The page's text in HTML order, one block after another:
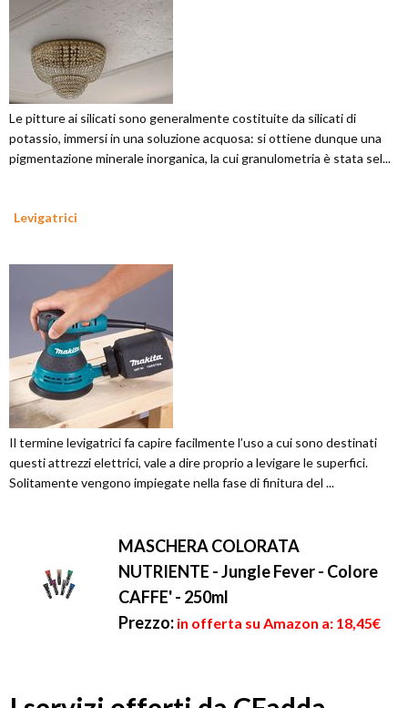
Le pitture ai silicati sono generalmente costituite da silicati di
potassio, immersi in una soluzione acquosa: si ottiene dunque una
pigmentazione minerale inorganica, la cui granulometria è stata sel...
Levigatrici
Il termine levigatrici fa capire facilmente l’uso a cui sono destinati
questi attrezzi elettrici, vale a dire proprio a levigare le superfici.
Solitamente vengono impiegate nella fase di finitura del ...
MASCHERA COLORATA
NUTRIENTE - Jungle Fever - Colore
CAFFE' - 250ml
Prezzo: in offerta su Amazon a: 18,45€